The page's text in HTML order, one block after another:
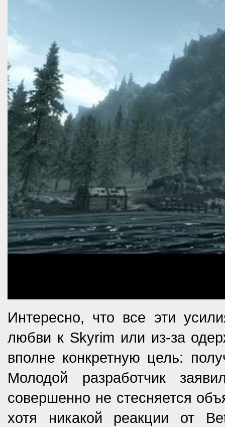
Интересно, что все эти
любви к Skyrim или из-за
вполне конкретную цель:
Молодой разработчик
совершенно не стесняется
хотя никакой реакции от